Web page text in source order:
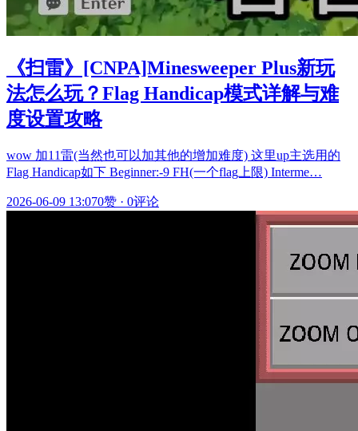
《扫雷》[CNPA]Minesweeper Plus新玩
法怎么玩？Flag Handicap模式详解与难
度设置攻略
wow 加11雷(当然也可以加其他的增加难度) 这里up主选用的
Flag Handicap如下 Beginner:-9 FH(一个flag上限) Interme…
2026-06-09 13:070赞 · 0评论